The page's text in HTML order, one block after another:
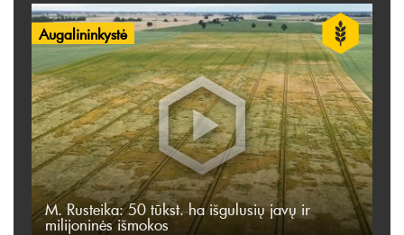
Augalininkystė
M. Rusteika: 50 tūkst. ha išgulusių javų ir
milijoninės išmokos